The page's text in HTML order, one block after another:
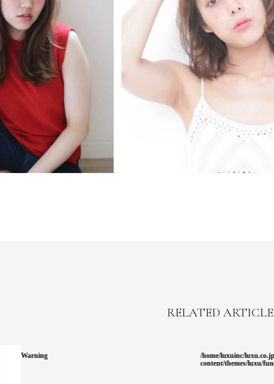
RELATED ARTICLE
/home/luxuinc/luxu.co.jp/public_html/wp-
content/themes/luxu/functions.php